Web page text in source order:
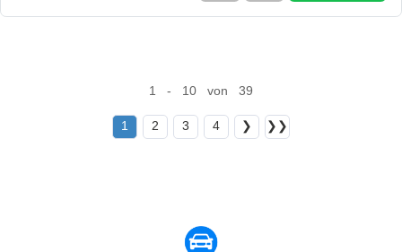
1 - 10 von 39
1 2 3 4 ❯ ❯❯